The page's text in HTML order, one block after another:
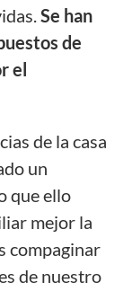
Se han
de
el
de la casa
un
que ello
mejor la
compaginar
de nuestro